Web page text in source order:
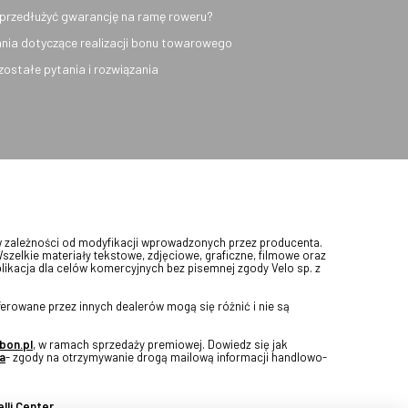
gwarancję na ramę roweru?
dotyczące realizacji bonu towarowego
pytania i rozwiązania
od modyfikacji wprowadzonych przez producenta.
materiały tekstowe, zdjęciowe, graficzne, filmowe oraz
dla celów komercyjnych bez pisemnej zgody Velo sp. z
przez innych dealerów mogą się różnić i nie są
, w ramach sprzedaży premiowej. Dowiedz się jak
- zgody na otrzymywanie drogą mailową informacji handlowo-